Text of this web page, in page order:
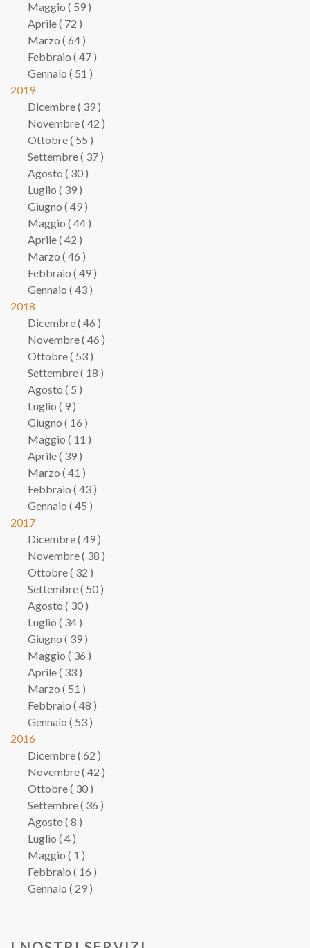
Maggio ( 59 )
Aprile ( 72 )
Marzo ( 64 )
Febbraio ( 47 )
Gennaio ( 51 )
2019
Dicembre ( 39 )
Novembre ( 42 )
Ottobre ( 55 )
Settembre ( 37 )
Agosto ( 30 )
Luglio ( 39 )
Giugno ( 49 )
Maggio ( 44 )
Aprile ( 42 )
Marzo ( 46 )
Febbraio ( 49 )
Gennaio ( 43 )
2018
Dicembre ( 46 )
Novembre ( 46 )
Ottobre ( 53 )
Settembre ( 18 )
Agosto ( 5 )
Luglio ( 9 )
Giugno ( 16 )
Maggio ( 11 )
Aprile ( 39 )
Marzo ( 41 )
Febbraio ( 43 )
Gennaio ( 45 )
2017
Dicembre ( 49 )
Novembre ( 38 )
Ottobre ( 32 )
Settembre ( 50 )
Agosto ( 30 )
Luglio ( 34 )
Giugno ( 39 )
Maggio ( 36 )
Aprile ( 33 )
Marzo ( 51 )
Febbraio ( 48 )
Gennaio ( 53 )
2016
Dicembre ( 62 )
Novembre ( 42 )
Ottobre ( 30 )
Settembre ( 36 )
Agosto ( 8 )
Luglio ( 4 )
Maggio ( 1 )
Febbraio ( 16 )
Gennaio ( 29 )